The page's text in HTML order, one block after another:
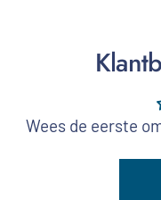
Wees de eerste